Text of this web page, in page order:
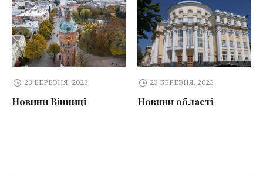
23 БЕРЕЗНЯ, 2023
Новини Вінниці
23 БЕРЕЗНЯ, 2023
Новини області